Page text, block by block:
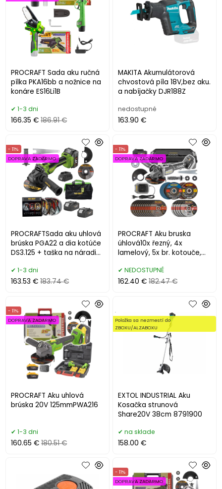
PROCRAFT Sada aku ručná
pílka PKA16bb a nožnice na
konáre ES16Li1B
1-3 dni
166.35 € 186.91 €
MAKITA Akumulátorová
chvostová píla 18V,bez aku.
a nabíjačky DJR188Z
nedostupné
163.90 €
PROCRAFTSada aku uhlová
brúska PGA22 a dia kotúče
DS3.125 + taška na náradie
- 11%
DOPRAVA ZADARMO
1-3 dni
163.53 € 183.74 €
PROCRAFT Aku bruska
úhlová10x řezný, 4x
lamelový, 5x br. kotouče,
- 11%
DOPRAVA ZADARMO
NEDOSTUPNÉ
162.40 € 182.47 €
PROCRAFT Aku uhlová
brúska 20V 125mmPWA216
- 11%
DOPRAVA ZADARMO
1-3 dni
160.65 € 180.51 €
EXTOL INDUSTRIAL Aku
Kosačka strunová
Share20V 38cm 8791900
.
Položka sa nezmestí do
ZBOXU/ALZABOXU
na sklade
158.00 €
- 11%
DOPRAVA ZADARMO